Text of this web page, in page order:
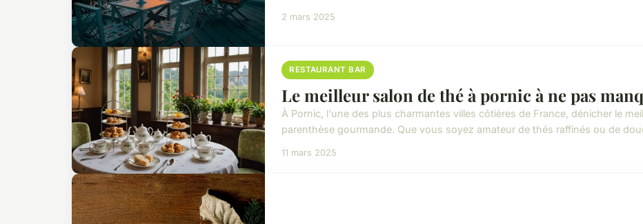
2 mars 2025
RESTAURANT BAR
Le meilleur salon de thé à pornic à ne pas
À Pornic, l'une des plus charmantes villes côtières de France, dénicher le
parenthèse gourmande. Que vous soyez amateur de thés raffinés ou de
11 mars 2025